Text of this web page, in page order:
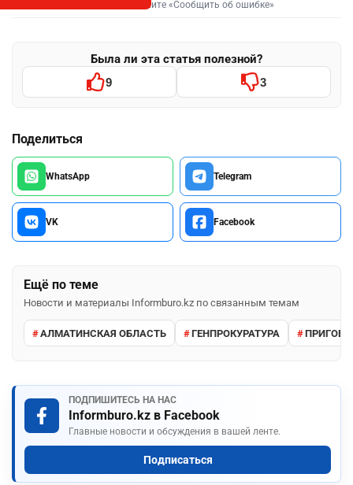
Выделите фрагмент и нажмите «Сообщить об ошибке»
Была ли эта статья полезной?
9 3
Поделиться
WhatsApp Telegram
VK Facebook
Ещё по теме
Новости и материалы Informburo.kz по связанным темам
АЛМАТИНСКАЯ ОБЛАСТЬ ГЕНПРОКУРАТУРА
ПОДПИШИТЕСЬ НА НАС
Informburo.kz в Facebook
Главные новости и обсуждения в вашей ленте.
Подписаться